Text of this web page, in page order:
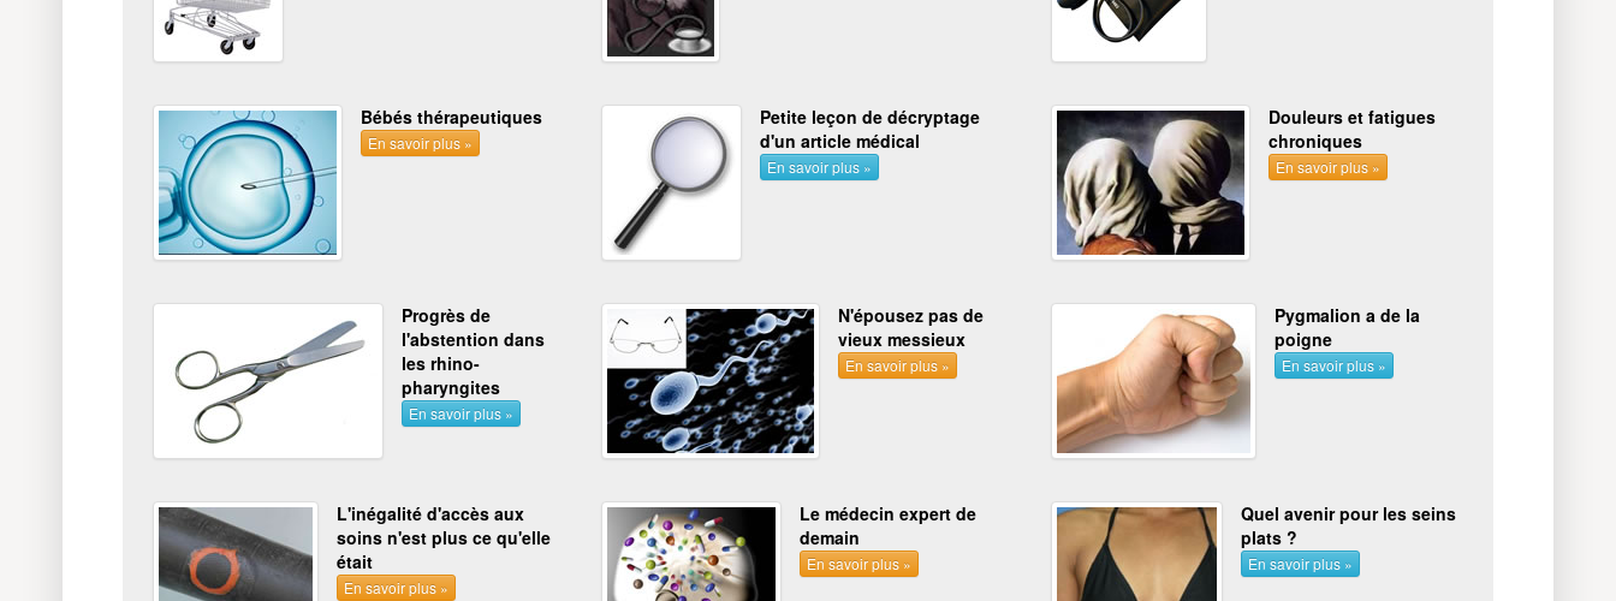
Bébés thérapeutiques
En savoir plus »
Petite leçon de décryptage
d'un article médical
En savoir plus »
Douleurs et fatigues
chroniques
En savoir plus »
Progrès de
l'abstention dans
les rhino-
pharyngites
En savoir plus »
N'épousez pas de
vieux messieux
En savoir plus »
Pygmalion a de la
poigne
En savoir plus »
L'inégalité d'accès aux
soins n'est plus ce qu'elle
était
En savoir plus »
Le médecin expert de
demain
En savoir plus »
Quel avenir pour les seins
plats ?
En savoir plus »